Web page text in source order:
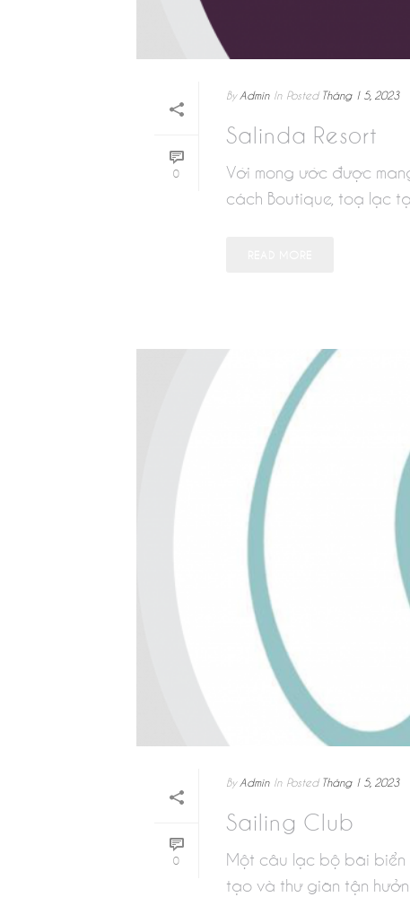
0
By Admin In Posted Tháng 1 5, 2023
Salinda Resort
Với mong ước được
cách Boutique, toạ lạc
0
By Admin In Posted Tháng 1 5, 2023
Sailing Club
Một câu lạc bộ bãi biển
tạo và thư giãn tận